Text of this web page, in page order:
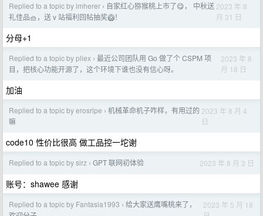
Replied to a topic by imherer › 自家红心猕猴桃上市了😋， 中秋送
礼佳品🧺，送 v 站福利回帖抽奖🥝！
2023 年 8
月 31 日
分母+1
Replied to a topic by pliex › 最近公司团队用 Go 做了个 CSPM 项
目，把核心功能开源了，这个环境下谁也没有信心呀。
2023 年 8
月 18 日
加油
Replied to a topic by erosripe › 机械革命机子咋样，有用过的
嘛
2023 年 8 月 4
日
code10 性价比很高 做工品控一坨谢
Replied to a topic by sirz › GPT 联网初体验 2023 年 8 月 3 日
账号：shawee 感谢
Replied to a topic by Fantasia1993 › 给大家送鹰嘴桃来了，
2023 年 5 月 18